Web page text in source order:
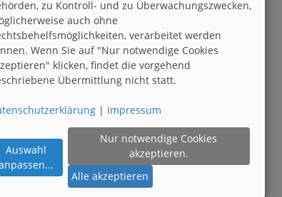
zu Kontroll- und zu Überwachungszwecken,
auch ohne
verarbeitet werden
Wenn Sie auf "Nur notwendige Cookies
klicken, findet die vorgehend
Übermittlung nicht statt.
| Impressum
Auswahl
...
Nur notwendige Cookies
akzeptieren.
Alle akzeptieren